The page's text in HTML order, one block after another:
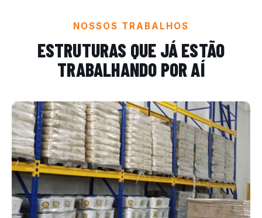
NOSSOS TRABALHOS
ESTRUTURAS QUE JÁ ESTÃO
TRABALHANDO POR AÍ